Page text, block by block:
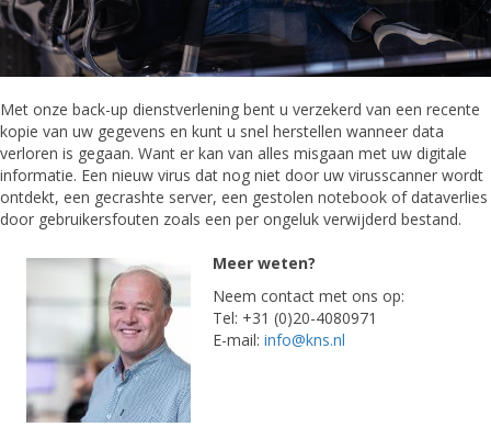
Met onze back-up dienstverlening bent u verzekerd van een recente
kopie van uw gegevens en kunt u snel herstellen wanneer data
verloren is gegaan. Want er kan van alles misgaan met uw digitale
informatie. Een nieuw virus dat nog niet door uw virusscanner wordt
ontdekt, een gecrashte server, een gestolen notebook of dataverlies
door gebruikersfouten zoals een per ongeluk verwijderd bestand.
Meer weten?
Neem contact met ons op:
Tel: +31 (0)20-4080971
E-mail: info@kns.nl